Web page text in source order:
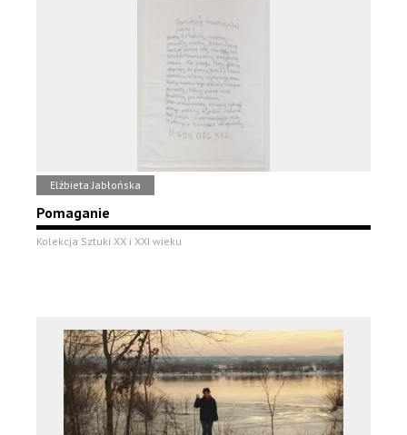
Elżbieta Jabłońska
Pomaganie
Kolekcja Sztuki XX i XXI wieku